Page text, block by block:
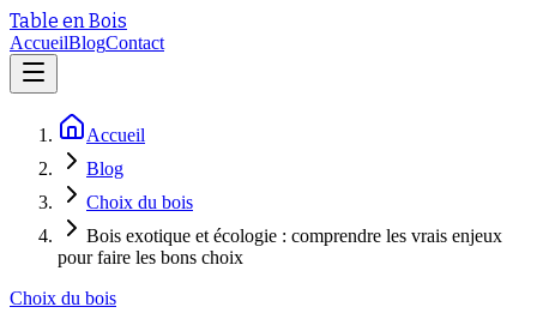
Table en Bois
AccueilBlogContact
Accueil
Blog
Choix du bois
Bois exotique et écologie : comprendre les vrais enjeux
pour faire les bons choix
Choix du bois